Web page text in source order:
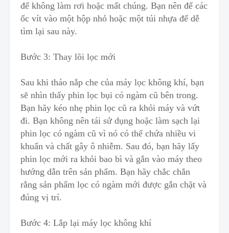
để không làm rơi hoặc mất chúng. Bạn nên để các
ốc vít vào một hộp nhỏ hoặc một túi nhựa để dễ
tìm lại sau này.
Bước 3: Thay lõi lọc mới
Sau khi tháo nắp che của máy lọc không khí, bạn
sẽ nhìn thấy phin lọc bụi có ngàm cũ bên trong.
Bạn hãy kéo nhẹ phin lọc cũ ra khỏi máy và vứt
đi. Bạn không nên tái sử dụng hoặc làm sạch lại
phin lọc có ngàm cũ vì nó có thể chứa nhiều vi
khuẩn và chất gây ô nhiễm. Sau đó, bạn hãy lấy
phin lọc mới ra khỏi bao bì và gắn vào máy theo
hướng dẫn trên sản phẩm. Bạn hãy chắc chắn
rằng sản phẩm lọc có ngàm mới được gắn chặt và
đúng vị trí.
Bước 4: Lắp lại máy lọc không khí